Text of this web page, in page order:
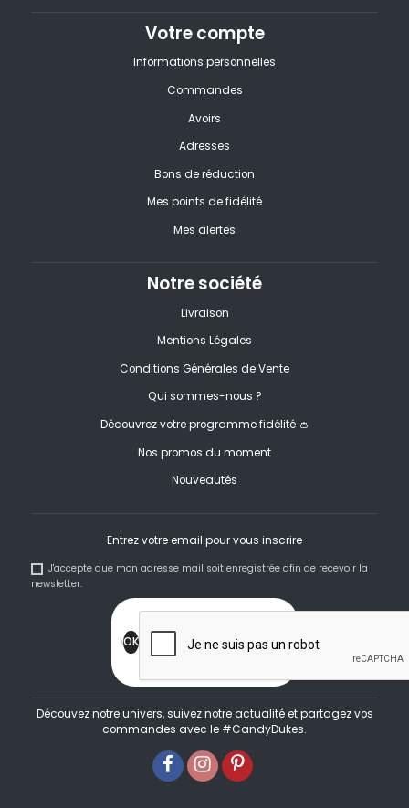
Votre compte
Informations personnelles
Commandes
Avoirs
Adresses
Bons de réduction
Mes points de fidélité
Mes alertes
Notre société
Livraison
Mentions Légales
Conditions Générales de Vente
Qui sommes-nous ?
Découvrez votre programme fidélité 👛
Nos promos du moment
Nouveautés
Entrez votre email pour vous inscrire
J'accepte que mon adresse mail soit enregistrée afin de recevoir la
newsletter.
Découvez notre univers, suivez notre actualité et partagez vos
commandes avec le #CandyDukes.